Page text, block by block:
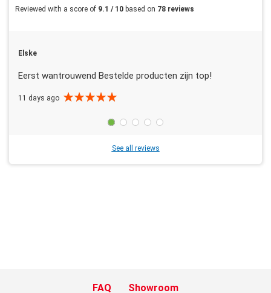
Reviewed with a score of 9.1 / 10 based on 78 reviews
Elske
Eerst wantrouwend Bestelde producten zijn top!
11 days ago
See all reviews
FAQ
Showroom